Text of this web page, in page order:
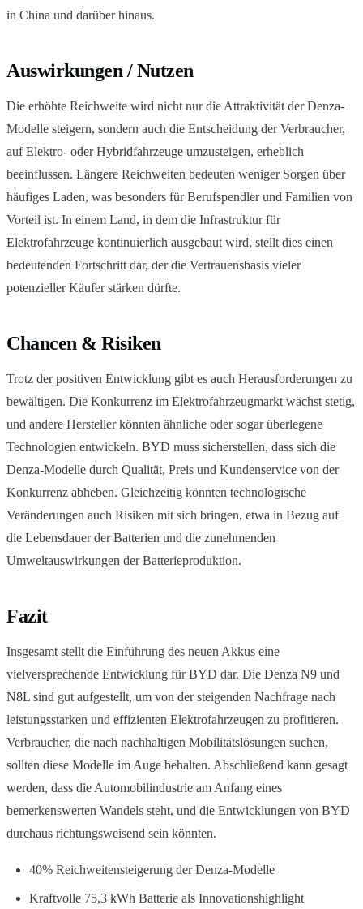
in China und darüber hinaus.
Auswirkungen / Nutzen
Die erhöhte Reichweite wird nicht nur die Attraktivität der Denza-
Modelle steigern, sondern auch die Entscheidung der Verbraucher,
auf Elektro- oder Hybridfahrzeuge umzusteigen, erheblich
beeinflussen. Längere Reichweiten bedeuten weniger Sorgen über
häufiges Laden, was besonders für Berufspendler und Familien von
Vorteil ist. In einem Land, in dem die Infrastruktur für
Elektrofahrzeuge kontinuierlich ausgebaut wird, stellt dies einen
bedeutenden Fortschritt dar, der die Vertrauensbasis vieler
potenzieller Käufer stärken dürfte.
Chancen & Risiken
Trotz der positiven Entwicklung gibt es auch Herausforderungen zu
bewältigen. Die Konkurrenz im Elektrofahrzeugmarkt wächst stetig,
und andere Hersteller könnten ähnliche oder sogar überlegene
Technologien entwickeln. BYD muss sicherstellen, dass sich die
Denza-Modelle durch Qualität, Preis und Kundenservice von der
Konkurrenz abheben. Gleichzeitig könnten technologische
Veränderungen auch Risiken mit sich bringen, etwa in Bezug auf
die Lebensdauer der Batterien und die zunehmenden
Umweltauswirkungen der Batterieproduktion.
Fazit
Insgesamt stellt die Einführung des neuen Akkus eine
vielversprechende Entwicklung für BYD dar. Die Denza N9 und
N8L sind gut aufgestellt, um von der steigenden Nachfrage nach
leistungsstarken und effizienten Elektrofahrzeugen zu profitieren.
Verbraucher, die nach nachhaltigen Mobilitätslösungen suchen,
sollten diese Modelle im Auge behalten. Abschließend kann gesagt
werden, dass die Automobilindustrie am Anfang eines
bemerkenswerten Wandels steht, und die Entwicklungen von BYD
durchaus richtungsweisend sein könnten.
40% Reichweitensteigerung der Denza-Modelle
Kraftvolle 75,3 kWh Batterie als Innovationshighlight